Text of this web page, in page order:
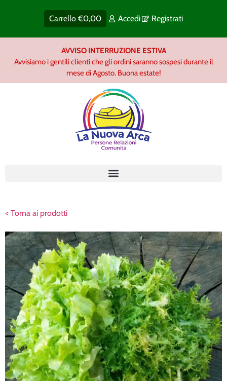
Carrello€0,00 Accedi Registrati
AVVISO INTERRUZIONE ESTIVA
Avvisiamo i gentili clienti che gli ordini saranno sospesi durante il
mese di Agosto. Buona estate!
< Torna ai prodotti